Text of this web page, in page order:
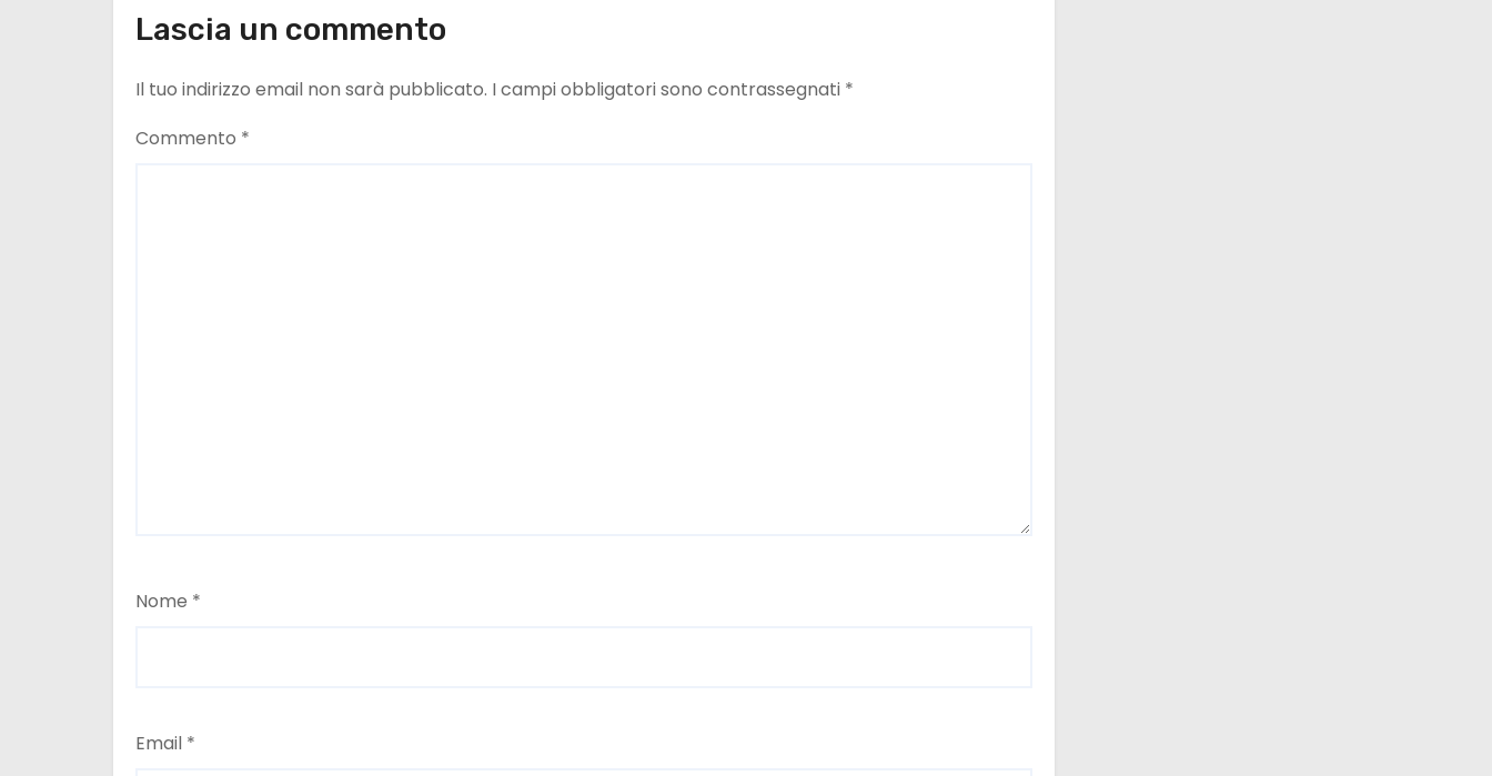
c
o
l
Lascia un commento
Il tuo indirizzo email non sarà pubblicato. I campi obbligatori sono contrassegnati *
Commento *
Nome *
Email *